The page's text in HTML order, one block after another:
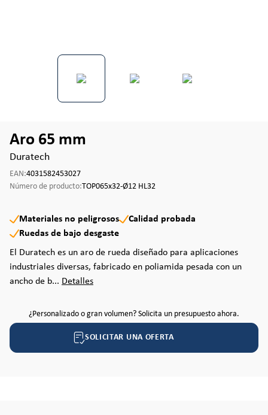
Aro 65 mm
Duratech
EAN:4031582453027
Número de producto:TOP065x32-Ø12 HL32
Materiales no peligrosos
Calidad probada
Ruedas de bajo desgaste
El Duratech es un aro de rueda diseñado para aplicaciones
industriales diversas, fabricado en poliamida pesada con un
ancho de b... Detalles
¿Personalizado o gran volumen? Solicita un presupuesto ahora.
SOLICITAR UNA OFERTA